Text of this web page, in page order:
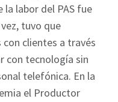
labor del PAS fue
tuvo que
clientes a través
con tecnología sin
telefónica. En la
el Productor